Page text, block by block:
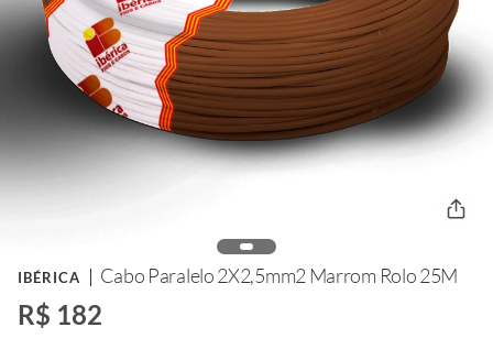
IBÉRICA Cabo Paralelo 2X2,5mm2 Marrom Rolo 25M
R$ 182